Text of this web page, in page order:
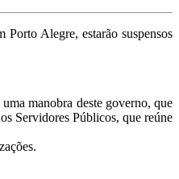
Alegre, estarão suspensos
manobra deste governo, que
Servidores Públicos, que reúne